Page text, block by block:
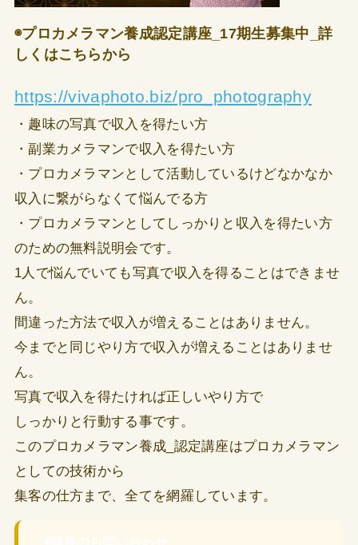
◉プロカメラマン養成認定講座_17期生募集中_詳
しくはこちらから
https://vivaphoto.biz/pro_photography
・趣味の写真で収入を得たい方
・副業カメラマンで収入を得たい方
・プロカメラマンとして活動しているけどなかなか
収入に繋がらなくて悩んでる方
・プロカメラマンとしてしっかりと収入を得たい方
のための無料説明会です。
1人で悩んでいても写真で収入を得ることはできませ
ん。
間違った方法で収入が増えることはありません。
今までと同じやり方で収入が増えることはありませ
ん。
写真で収入を得たければ正しいやり方で
しっかりと行動する事です。
このプロカメラマン養成_認定講座はプロカメラマン
としての技術から
集客の仕方まで、全てを網羅しています。